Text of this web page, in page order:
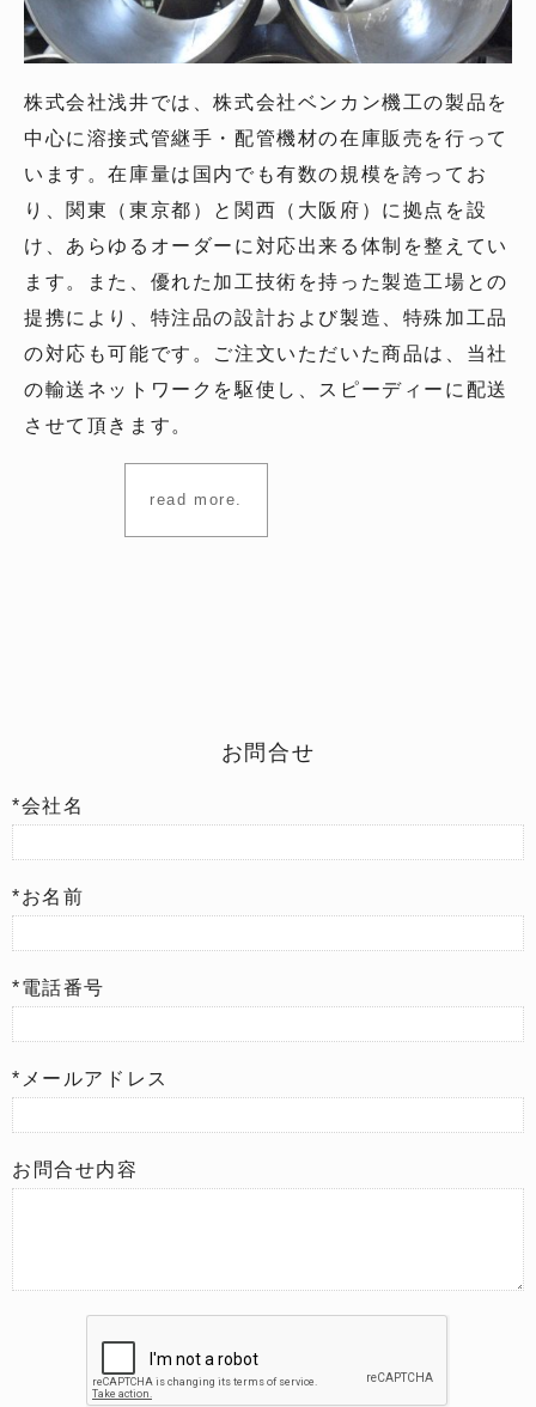
株式会社浅井では、株式会社ベンカン機工の製品を
中心に溶接式管継手・配管機材の在庫販売を行って
います。在庫量は国内でも有数の規模を誇ってお
り、関東（東京都）と関西（大阪府）に拠点を設
け、あらゆるオーダーに対応出来る体制を整えてい
ます。また、優れた加工技術を持った製造工場との
提携により、特注品の設計および製造、特殊加工品
の対応も可能です。ご注文いただいた商品は、当社
の輸送ネットワークを駆使し、スピーディーに配送
させて頂きます。
read more.
お問合せ
*会社名
*お名前
*電話番号
*メールアドレス
お問合せ内容